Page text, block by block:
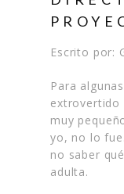
Escrito por:
Para
extrovertido
muy
yo, no lo
no saber
adulta.